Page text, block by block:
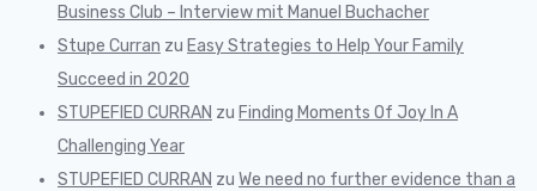
Business Club – Interview mit Manuel Buchacher
Stupe Curran zu Easy Strategies to Help Your Family
Succeed in 2020
STUPEFIED CURRAN zu Finding Moments Of Joy In A
Challenging Year
STUPEFIED CURRAN zu We need no further evidence than a